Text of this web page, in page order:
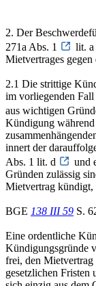
2. Der
271a Abs. 1
lit. a
Mietvertrages
2.1 Die strittige
im vorliegenden
aus wichtigen
Kündigung
innert der
Abs. 1 lit. d
und
Gründen zulässig
Mietvertrag kündigt,
BGE 138 III 59 S.
Eine ordentliche
Kündigungsgründe
frei, den
gesetzlichen Fristen